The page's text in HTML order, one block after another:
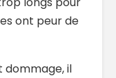
ont peur de
dommage, il